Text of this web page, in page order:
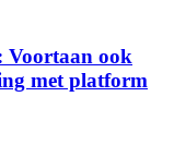
Voortaan ook
met platform